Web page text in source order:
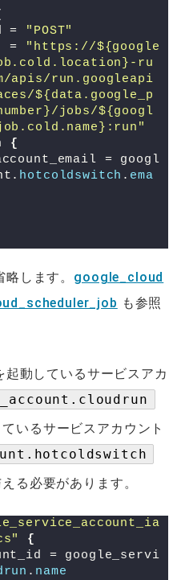
=
"POST"
=
"https://${google
ru
apis/run.googleapi
${data.google_p
jobs/${googl
{
= googl
hotcoldswitch . ema
します。 google_cloud
も参照
動しているサービスアカ
いるサービスアカウント
る必要があります。
{
= google_servi
. name